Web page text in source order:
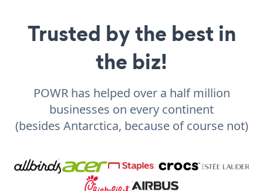
Trusted by the best in
the biz!
POWR has helped over a half million
businesses on every continent
(besides Antarctica, because of course not)